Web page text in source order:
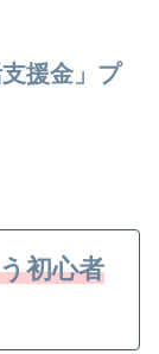
援金」プ
初心者